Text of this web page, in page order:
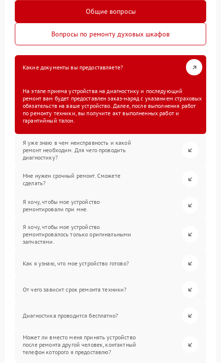
Общие вопросы
Вопросы по ремонту духовых шкафов
Какие документы вы предоставляете?
На этапе приема устройства на диагностику и последующий
ремонт вам будет предоставлен заказ-наряд с указанием страховых
обязательств на ваше устройство. Далее, после выполнения работ
по ремонту техники, вы получите акт выполненных работ и
гарантийный талон.
Я уже знаю в чем неисправность и какой
ремонт необходим. Для чего проводить
диагностику?
Мне нужен срочный ремонт. Сможете
сделать?
Я хочу, чтобы мое устройство
ремонтировали при мне.
Я хочу, чтобы мое устройство
ремонтировалось только оригинальными
запчастями.
Как я узнаю, что мое устройство готово?
От чего зависит срок ремонта техники?
Диагностика проводится бесплатно?
Может ли вместо меня принять устройство
после ремонта другой человек, контактный
телефон которого я предоставлю?